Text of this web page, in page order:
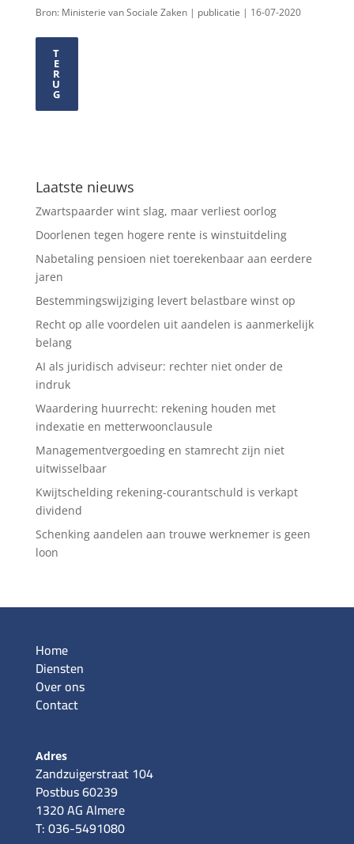
Bron: Ministerie van Sociale Zaken | publicatie | 16-07-2020
T
E
R
U
G
Laatste nieuws
Zwartspaarder wint slag, maar verliest oorlog
Doorlenen tegen hogere rente is winstuitdeling
Nabetaling pensioen niet toerekenbaar aan eerdere
jaren
Bestemmingswijziging levert belastbare winst op
Recht op alle voordelen uit aandelen is aanmerkelijk
belang
AI als juridisch adviseur: rechter niet onder de
indruk
Waardering huurrecht: rekening houden met
indexatie en metterwoonclausule
Managementvergoeding en stamrecht zijn niet
uitwisselbaar
Kwijtschelding rekening-courantschuld is verkapt
dividend
Schenking aandelen aan trouwe werknemer is geen
loon
Home
Diensten
Over ons
Contact
Adres
Zandzuigerstraat 104
Postbus 60239
1320 AG Almere
T: 036-5491080